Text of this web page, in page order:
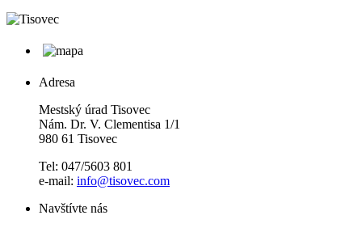
Adresa
Mestský úrad Tisovec
Nám. Dr. V. Clementisa 1/1
980 61 Tisovec
Tel: 047/5603 801
e-mail: info@tisovec.com
Navštívte nás